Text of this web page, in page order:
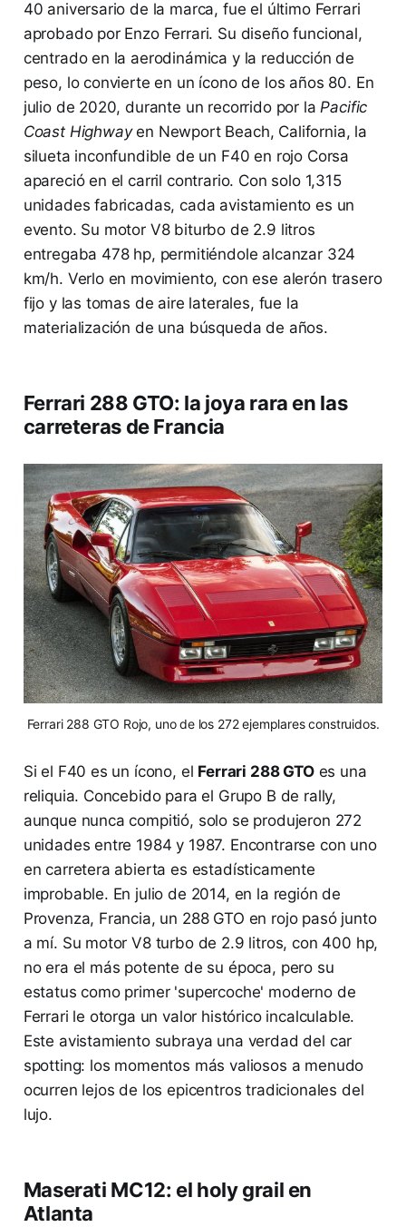
40 aniversario de la marca, fue el último Ferrari
aprobado por Enzo Ferrari. Su diseño funcional,
centrado en la aerodinámica y la reducción de
peso, lo convierte en un ícono de los años 80. En
julio de 2020, durante un recorrido por la Pacific
Coast Highwayen Newport Beach, California, la
silueta inconfundible de un F40 en rojo Corsa
apareció en el carril contrario. Con solo 1,315
unidades fabricadas, cada avistamiento es un
evento. Su motor V8 biturbo de 2.9 litros
entregaba 478 hp, permitiéndole alcanzar 324
km/h. Verlo en movimiento, con ese alerón trasero
fijo y las tomas de aire laterales, fue la
materialización de una búsqueda de años.
Ferrari 288 GTO: la joya rara en las
carreteras de Francia
Ferrari 288 GTO Rojo, uno de los 272 ejemplares construidos.
Si el F40 es un ícono, el Ferrari 288 GTOes una
reliquia. Concebido para el Grupo B de rally,
aunque nunca compitió, solo se produjeron 272
unidades entre 1984 y 1987. Encontrarse con uno
en carretera abierta es estadísticamente
improbable. En julio de 2014, en la región de
Provenza, Francia, un 288 GTO en rojo pasó junto
a mí. Su motor V8 turbo de 2.9 litros, con 400 hp,
no era el más potente de su época, pero su
estatus como primer 'supercoche' moderno de
Ferrari le otorga un valor histórico incalculable.
Este avistamiento subraya una verdad del car
spotting: los momentos más valiosos a menudo
ocurren lejos de los epicentros tradicionales del
lujo.
Maserati MC12: el holy grail en
Atlanta